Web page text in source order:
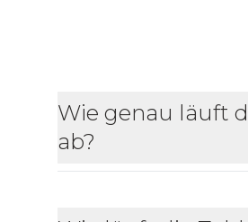
Wie genau läuft
ab?